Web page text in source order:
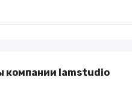
компании Iamstudio